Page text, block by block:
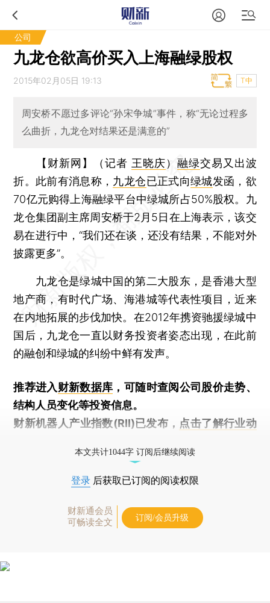
公司
九龙仓欲高价买入上海融绿股权
2015年02月05日 19:13 T中
周安桥不愿过多评论“孙宋争城”事件，称“无论过程多
么曲折，九龙仓对结果还是满意的”
【财新网】（记者 王晓庆） 融绿交易又出波
折。此前有消息称， 九龙仓已正式向绿城发函，欲
70亿元购得上海融绿平台中绿城所占50%股权。九
龙仓集团副主席周安桥于2月5日在上海表示，该交
易在进行中，“我们还在谈，还没有结果，不能对外
披露更多”。
九龙仓是绿城中国的第二大股东，是香港大型
地产商，有时代广场、海港城等代表性项目，近来
在内地拓展的步伐加快。在2012年携资驰援绿城中
国后，九龙仓一直以财务投资者姿态出现，在此前
的融创和绿城的纠纷中鲜有发声。
推荐进入财新数据库 ，可随时查阅公司股价走势、
结构人员变化等投资信息。
财新机器人产业指数(RII)已发布， 点击了解行业动
本文共计1044字 订阅后继续阅读
登录 后获取已订阅的阅读权限
财新通会员
可畅读全文
订阅/会员升级